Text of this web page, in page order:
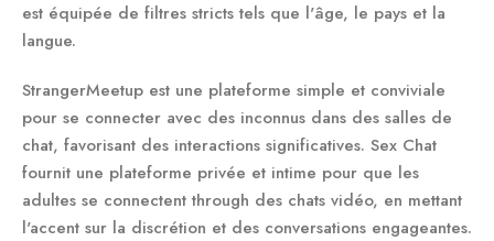
est équipée de filtres stricts tels que l'âge, le pays et la
langue.
StrangerMeetup est une plateforme simple et conviviale
pour se connecter avec des inconnus dans des salles de
chat, favorisant des interactions significatives. Sex Chat
fournit une plateforme privée et intime pour que les
adultes se connectent through des chats vidéo, en mettant
l'accent sur la discrétion et des conversations engageantes.